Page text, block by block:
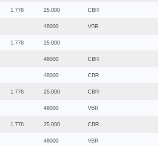
1.778 25.000 CBR
48000 VBR
1.778 25.000
48000 CBR
48000 CBR
1.778 25.000 CBR
48000 VBR
1.778 25.000 CBR
48000 VBR